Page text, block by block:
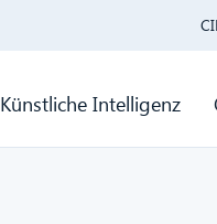
Künstliche Intelligenz